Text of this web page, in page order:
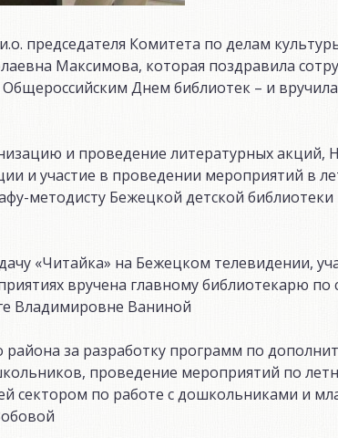
председателя Комитета по делам
Максимова, которая поздравила
Днем библиотек – и
и проведение литературных акций,
и участие в проведении мероприятий в
методисту Бежецкой детской
«Читайка» на Бежецком телевидении,
вручена главному библиотекарю по
Владимировне Ваниной
за разработку программ по
проведение мероприятий по
сектором по работе с дошкольниками и